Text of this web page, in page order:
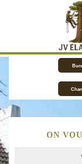
ON